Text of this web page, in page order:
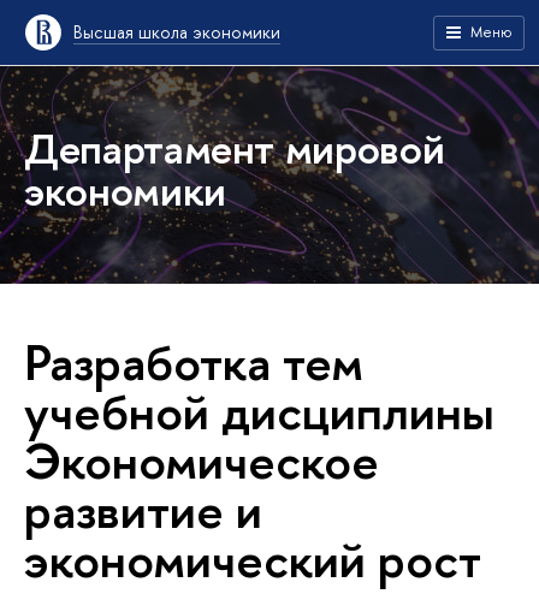
Высшая школа экономики Меню
Департамент мировой
экономики
Разработка тем
учебной дисциплины
Экономическое
развитие и
экономический рост